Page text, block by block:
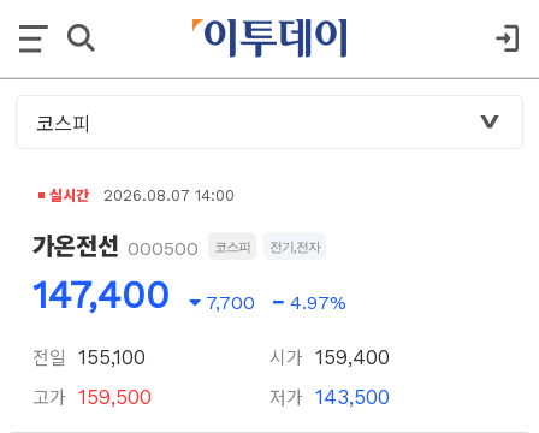
실시간 2026.08.07 14:00
가온전선 000500 코스피 전기,전자
147,400 7,700 4.97%
전일 155,100
고가 159,500
시가 159,400
저가 143,500